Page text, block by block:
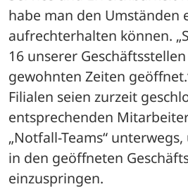
habe man den Umständen
aufrechterhalten können.
16 unserer
gewohnten Zeiten
Filialen seien zurzeit
entsprechenden
„Notfall-Teams“
in den geöffneten
einzuspringen.